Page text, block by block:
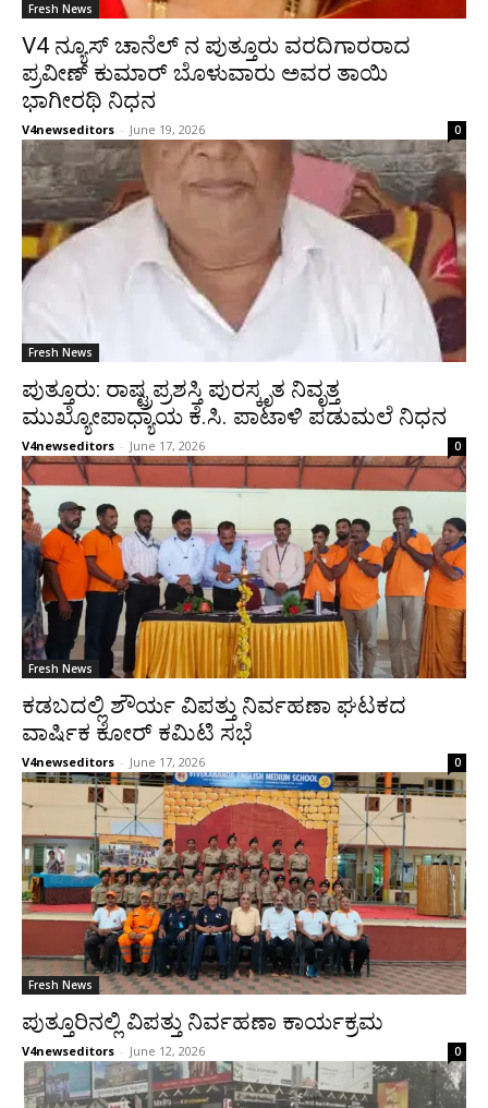
Fresh News
V4 ನ್ಯೂಸ್ ಚಾನೆಲ್ ನ ಪುತ್ತೂರು ವರದಿಗಾರರಾದ
ಪ್ರವೀಣ್ ಕುಮಾರ್ ಬೊಳುವಾರು ಅವರ ತಾಯಿ
ಭಾಗೀರಥಿ ನಿಧನ
V4newseditors - June 19, 2026 0
Fresh News
ಪುತ್ತೂರು: ರಾಷ್ಟ್ರಪ್ರಶಸ್ತಿ ಪುರಸ್ಕೃತ ನಿವೃತ್ತ
ಮುಖ್ಯೋಪಾಧ್ಯಾಯ ಕೆ.ಸಿ. ಪಾಟಾಳಿ ಪಡುಮಲೆ ನಿಧನ
V4newseditors - June 17, 2026 0
Fresh News
ಕಡಬದಲ್ಲಿ ಶೌರ್ಯ ವಿಪತ್ತು ನಿರ್ವಹಣಾ ಘಟಕದ
ವಾರ್ಷಿಕ ಕೋರ್ ಕಮಿಟಿ ಸಭೆ
V4newseditors - June 17, 2026 0
Fresh News
ಪುತ್ತೂರಿನಲ್ಲಿ ವಿಪತ್ತು ನಿರ್ವಹಣಾ ಕಾರ್ಯಕ್ರಮ
V4newseditors - June 12, 2026 0